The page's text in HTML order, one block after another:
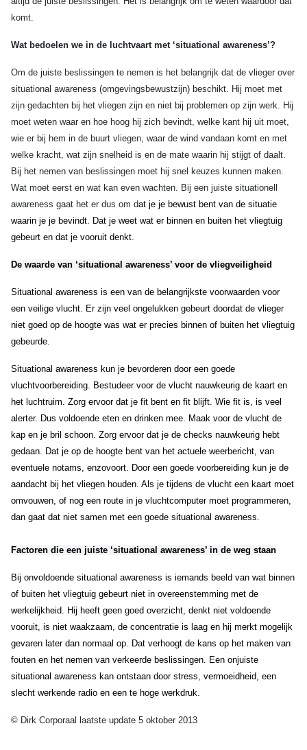
komt.
Wat bedoelen we in de luchtvaart met ‘situational awareness’?
Om de juiste beslissingen te nemen is het belangrijk dat de vlieger over
situational awareness (omgevingsbewustzijn) beschikt. Hij moet met
zijn gedachten bij het vliegen zijn en niet bij problemen op zijn werk. Hij
moet weten waar en hoe hoog hij zich bevindt, welke kant hij uit moet,
wie er bij hem in de buurt vliegen, waar de wind vandaan komt en met
welke kracht, wat zijn snelheid is en de mate waarin hij stijgt of daalt.
Bij het nemen van beslissingen moet hij snel keuzes kunnen maken.
Wat moet eerst en wat kan even wachten. Bij een juiste situationell
awareness gaat het er dus om dat je je bewust bent van de situatie
waarin je je bevindt. Dat je weet wat er binnen en buiten het vliegtuig
gebeurt en dat je vooruit denkt.
De waarde van ‘situational awareness’ voor de vliegveiligheid
Situational awareness is een van de belangrijkste voorwaarden voor
een veilige vlucht. Er zijn veel ongelukken gebeurt doordat de vlieger
niet goed op de hoogte was wat er precies binnen of buiten het vliegtuig
gebeurde.
Situational awareness kun je bevorderen door een goede
vluchtvoorbereiding. Bestudeer voor de vlucht nauwkeurig de kaart en
het luchtruim. Zorg ervoor dat je fit bent en fit blijft. Wie fit is, is veel
alerter. Dus voldoende eten en drinken mee. Maak voor de vlucht de
kap en je bril schoon. Zorg ervoor dat je de checks nauwkeurig hebt
gedaan. Dat je op de hoogte bent van het actuele weerbericht, van
eventuele notams, enzovoort. Door een goede voorbereiding kun je de
aandacht bij het vliegen houden. Als je tijdens de vlucht een kaart moet
omvouwen, of nog een route in je vluchtcomputer moet programmeren,
dan gaat dat niet samen met een goede situational awareness.
Factoren die een juiste ‘situational awareness’ in de weg staan
Bij onvoldoende situational awareness is iemands beeld van wat binnen
of buiten het vliegtuig gebeurt niet in overeenstemming met de
werkelijkheid. Hij heeft geen goed overzicht, denkt niet voldoende
vooruit, is niet waakzaam, de concentratie is laag en hij merkt mogelijk
gevaren later dan normaal op. Dat verhoogt de kans op het maken van
fouten en het nemen van verkeerde beslissingen. Een onjuiste
situational awareness kan ontstaan door stress, vermoeidheid, een
slecht werkende radio en een te hoge werkdruk.
© Dirk Corporaal laatste update 5 oktober 2013